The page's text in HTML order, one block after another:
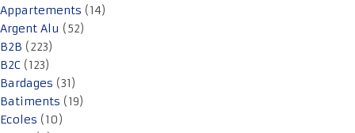
Appartements (14)
Argent Alu (52)
B2B (223)
B2C (123)
Bardages (31)
Batiments (19)
Ecoles (10)